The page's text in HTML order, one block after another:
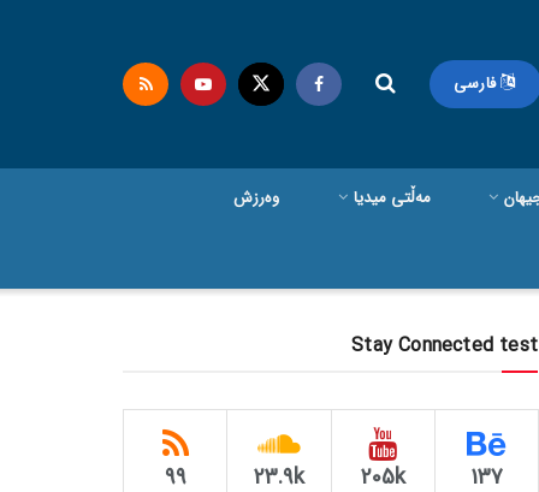
فارسی
مەڵتی میدیا وەرزش
Stay Connected test
137
205k
23.9k
99